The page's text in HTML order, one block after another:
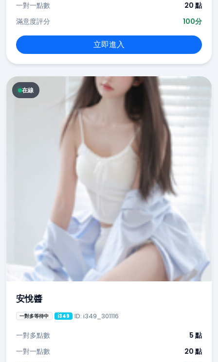
一對一點數
20 點
滿意度評分
100分
立即進入
在線
安悅醬
一對多等待中 i349 ID: i349_301116
一對多點數
5 點
一對一點數
20 點